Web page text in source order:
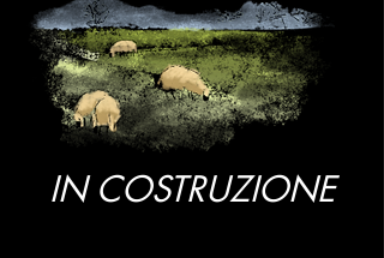
IN COSTRUZIONE